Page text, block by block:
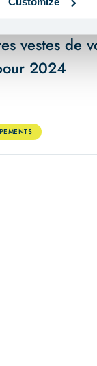
vestes de
2024